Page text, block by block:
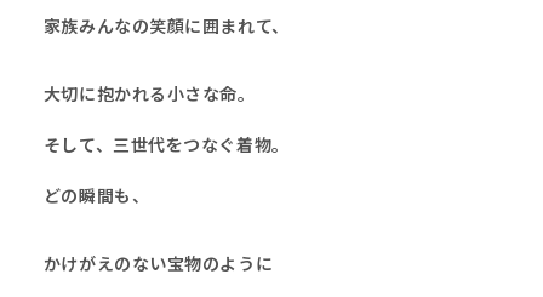
家族みんなの笑顔に囲まれて、
大切に抱かれる小さな命。
そして、三世代をつなぐ着物。
どの瞬間も、
かけがえのない宝物のように